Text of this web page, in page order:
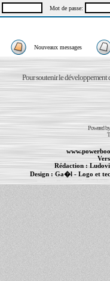
Mot de passe:
Nouveaux messages
Pour soutenir le développement
Powered
Rédaction :
Design : Ga�l- Logo et